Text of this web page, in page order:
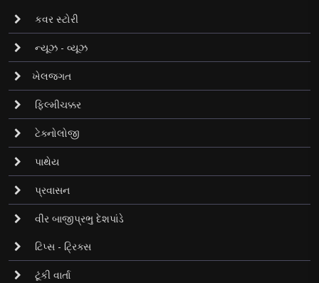
કવર સ્ટોરી
ન્યૂઝ - વ્યૂઝ
ખેલજગત
ફિલ્મીચક્કર
ટેક્નોલોજી
પાથેય
પ્રવાસન
વીર બાજીપ્રભુ દેશપાંડે
ટિપ્સ - ટ્રિક્સ
ટૂંકી વાર્તા